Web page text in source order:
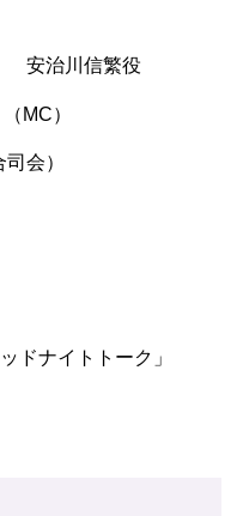
ー59
女」
殺された。遺留品
の名曲」は、懐か
安治川信繁役
MC）
会）
ドナイトトーク」